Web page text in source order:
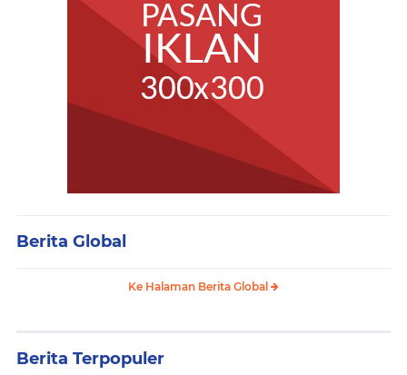
Berita Global
Ke Halaman Berita Global
Berita Terpopuler